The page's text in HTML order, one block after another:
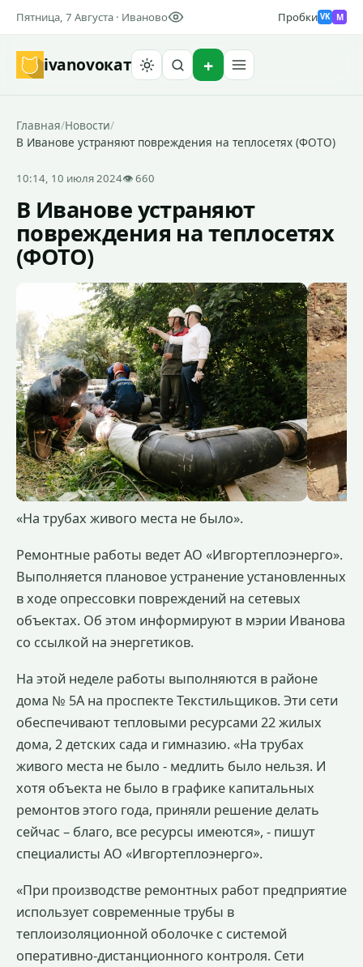
Пятница, 7 Августа · Иваново Пробки VK M
ivanovoкат
Главная/Новости/
В Иванове устраняют повреждения на теплосетях (ФОТО)
10:14, 10 июля 2024👁 660
В Иванове устраняют
повреждения на теплосетях
(ФОТО)
«На трубах живого места не было».
Ремонтные работы ведет АО «Ивгортеплоэнерго».
Выполняется плановое устранение установленных
в ходе опрессовки повреждений на сетевых
объектах. Об этом информируют в мэрии Иванова
со ссылкой на энергетиков.
На этой неделе работы выполняются в районе
дома № 5А на проспекте Текстильщиков. Эти сети
обеспечивают тепловыми ресурсами 22 жилых
дома, 2 детских сада и гимназию. «На трубах
живого места не было - медлить было нельзя. И
хотя объекта не было в графике капитальных
ремонтов этого года, приняли решение делать
сейчас – благо, все ресурсы имеются», - пишут
специалисты АО «Ивгортеплоэнерго».
«При производстве ремонтных работ предприятие
использует современные трубы в
теплоизоляционной оболочке с системой
оперативно-дистанционного контроля. Сети